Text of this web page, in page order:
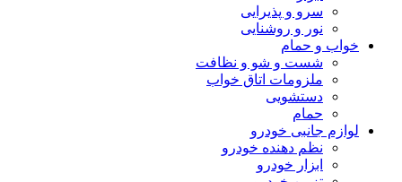
سرو و پذیرایی
نور و روشنایی
خواب و حمام
شست و شو و نظافت
ملزومات اتاق خواب
دستشویی
حمام
لوازم جانبی خودرو
نظم دهنده خودرو
ابزار خودرو